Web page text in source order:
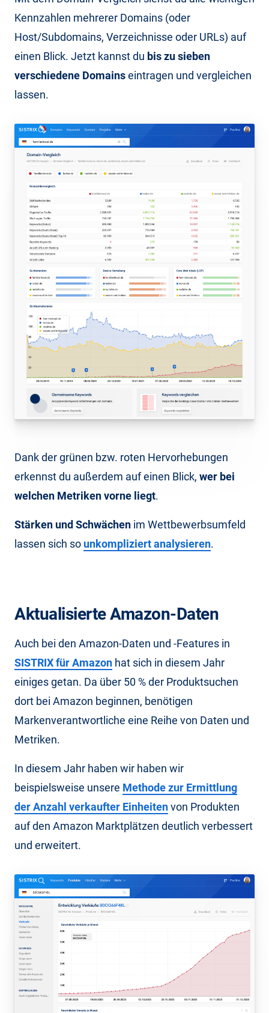
Kennzahlen mehrerer Domains (oder
Host/Subdomains, Verzeichnisse oder URLs) auf
einen Blick. Jetzt kannst du bis zu sieben
verschiedene Domainseintragen und vergleichen
lassen.
Dank der grünen bzw. roten Hervorhebungen
erkennst du außerdem auf einen Blick, wer bei
welchen Metriken vorne liegt.
Stärken und Schwächen im Wettbewerbsumfeld
lassen sich so unkompliziert analysieren.
Aktualisierte Amazon-Daten
Auch bei den Amazon-Daten und -Features in
SISTRIX für Amazon hat sich in diesem Jahr
einiges getan. Da über 50 % der Produktsuchen
dort bei Amazon beginnen, benötigen
Markenverantwortliche eine Reihe von Daten und
Metriken.
In diesem Jahr haben wir haben wir
beispielsweise unsere Methode zur Ermittlung
der Anzahl verkaufter Einheitenvon Produkten
auf den Amazon Marktplätzen deutlich verbessert
und erweitert.